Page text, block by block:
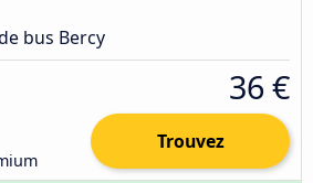
bus Bercy
36 €
Trouvez